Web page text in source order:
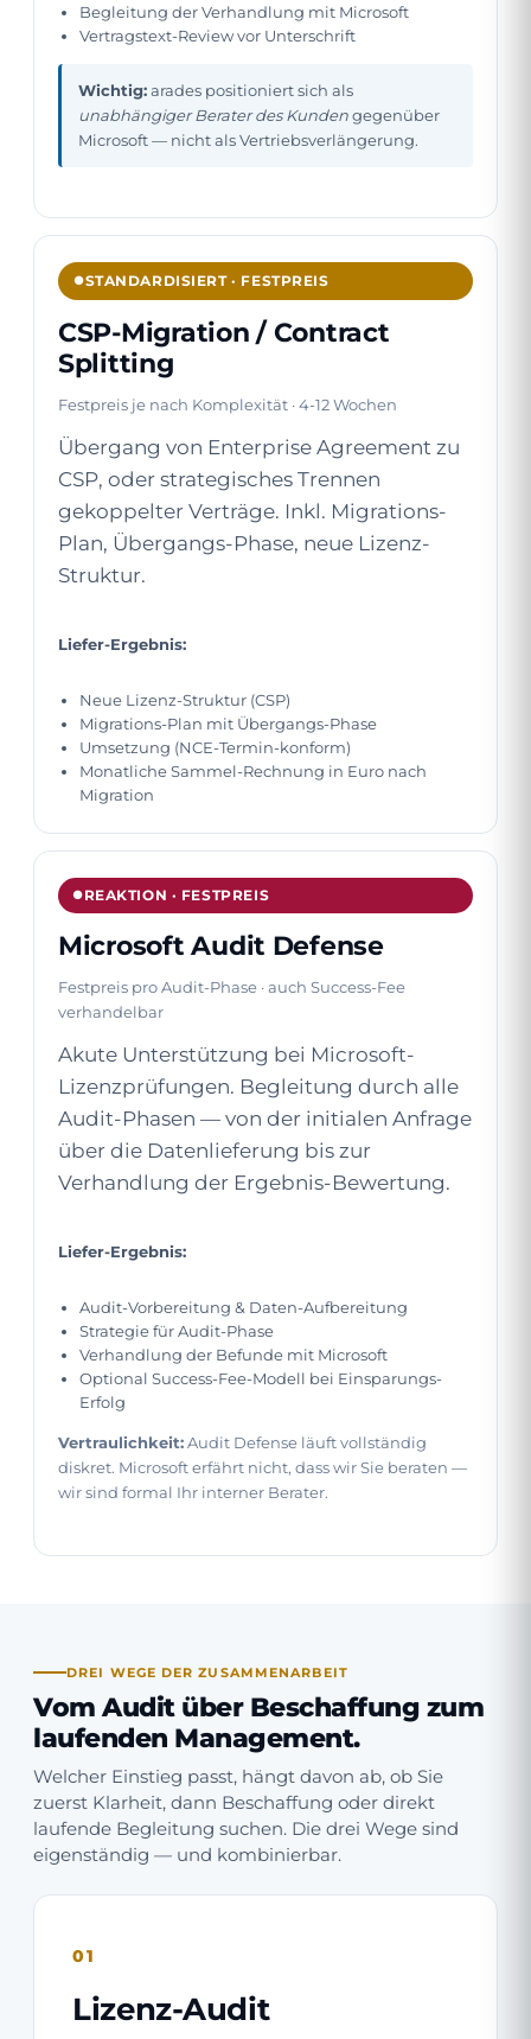
Begleitung der Verhandlung mit Microsoft
Vertragstext-Review vor Unterschrift
Wichtig:arades positioniert sich als
unabhängiger Berater des Kundengegenüber
Microsoft — nicht als Vertriebsverlängerung.
STANDARDISIERT · FESTPREIS
CSP-Migration / Contract
Splitting
Festpreis je nach Komplexität · 4-12 Wochen
Übergang von Enterprise Agreement zu
CSP, oder strategisches Trennen
gekoppelter Verträge. Inkl. Migrations-
Plan, Übergangs-Phase, neue Lizenz-
Struktur.
Liefer-Ergebnis:
Neue Lizenz-Struktur (CSP)
Migrations-Plan mit Übergangs-Phase
Umsetzung (NCE-Termin-konform)
Monatliche Sammel-Rechnung in Euro nach
Migration
REAKTION · FESTPREIS
Microsoft Audit Defense
Festpreis pro Audit-Phase · auch Success-Fee
verhandelbar
Akute Unterstützung bei Microsoft-
Lizenzprüfungen. Begleitung durch alle
Audit-Phasen — von der initialen Anfrage
über die Datenlieferung bis zur
Verhandlung der Ergebnis-Bewertung.
Liefer-Ergebnis:
Audit-Vorbereitung & Daten-Aufbereitung
Strategie für Audit-Phase
Verhandlung der Befunde mit Microsoft
Optional Success-Fee-Modell bei Einsparungs-
Erfolg
Vertraulichkeit:Audit Defense läuft vollständig
diskret. Microsoft erfährt nicht, dass wir Sie beraten —
wir sind formal Ihr interner Berater.
DREI WEGE DER ZUSAMMENARBEIT
Vom Audit über Beschaffung zum
laufenden Management.
Welcher Einstieg passt, hängt davon ab, ob Sie
zuerst Klarheit, dann Beschaffung oder direkt
laufende Begleitung suchen. Die drei Wege sind
eigenständig — und kombinierbar.
01
Lizenz-Audit